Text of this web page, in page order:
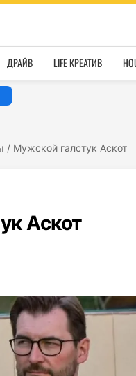
ДРАЙВ LIFE КРЕАТИВ
/ Мужской галстук Аскот
Аскот